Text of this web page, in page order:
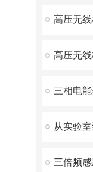
高压无